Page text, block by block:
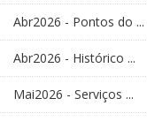
Abr2026 - Pontos do ...
Abr2026 - Histórico ...
Mai2026 - Serviços ...